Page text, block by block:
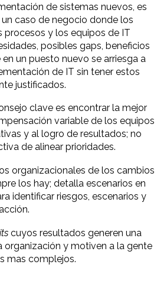
de sistemas nuevos, es
caso de negocio donde los
procesos y los equipos de IT
posibles gaps, beneficios
en un puesto nuevo se arriesga a
de IT sin tener estos
justificados.
clave es encontrar la mejor
variable de los equipos
y al logro de resultados; no
de alinear prioridades.
organizacionales de los cambios
los hay; detalla escenarios en
identificar riesgos, escenarios y
cuyos resultados generen una
organización y motiven a la gente
mas complejos.